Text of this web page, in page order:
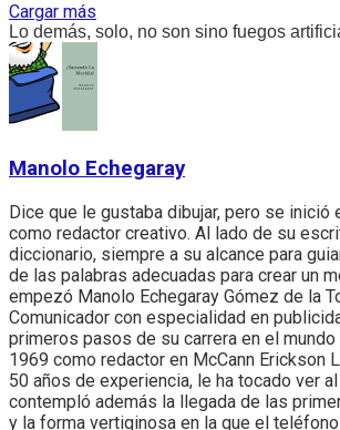
Cargar más
Lo demás, solo, no son sino fuegos
Manolo Echegaray
Dice que le gustaba dibujar, pero se inició
como redactor creativo. Al lado de su
diccionario, siempre a su alcance para
de las palabras adecuadas para crear un
empezó Manolo Echegaray Gómez de la
Comunicador con especialidad en
primeros pasos de su carrera en el
1969 como redactor en McCann Erickson
50 años de experiencia, le ha tocado ver
contempló además la llegada de las
y la forma vertiginosa en la que el